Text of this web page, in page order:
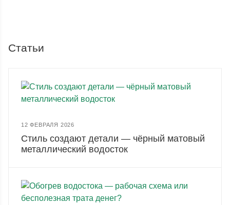
Статьи
12 ФЕВРАЛЯ 2026
Стиль создают детали — чёрный матовый
металлический водосток